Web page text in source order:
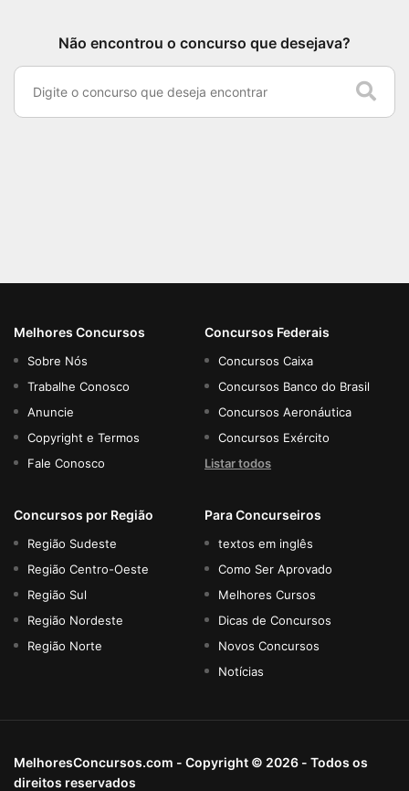
Não encontrou o concurso que desejava?
Melhores Concursos
Sobre Nós
Trabalhe Conosco
Anuncie
Copyright e Termos
Fale Conosco
Concursos Federais
Concursos Caixa
Concursos Banco do Brasil
Concursos Aeronáutica
Concursos Exército
Listar todos
Concursos por Região
Região Sudeste
Região Centro-Oeste
Região Sul
Região Nordeste
Região Norte
Para Concurseiros
textos em inglês
Como Ser Aprovado
Melhores Cursos
Dicas de Concursos
Novos Concursos
Notícias
MelhoresConcursos.com - Copyright © 2026 - Todos os
direitos reservados